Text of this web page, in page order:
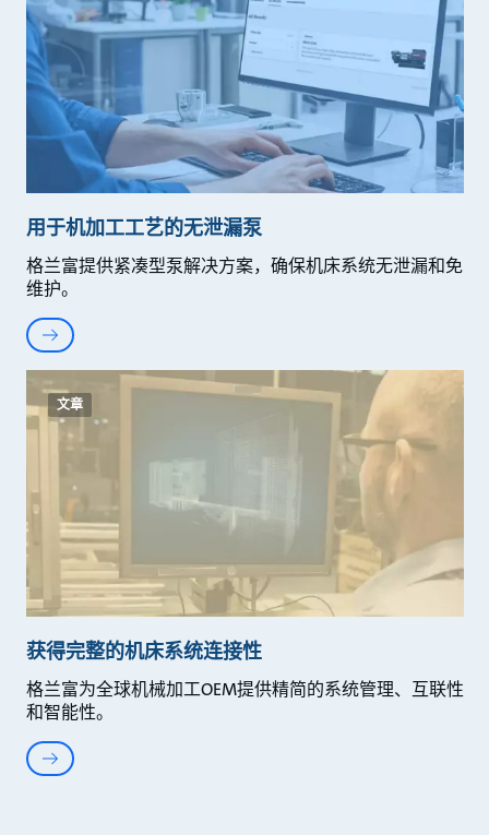
用于机加工工艺的无泄漏泵
格兰富提供紧凑型泵解决方案，确保机床系统无泄漏和免
维护。
文章
获得完整的机床系统连接性
格兰富为全球机械加工OEM提供精简的系统管理、互联性
和智能性。